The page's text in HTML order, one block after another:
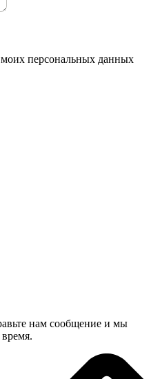
персональных данных
нам сообщение и мы